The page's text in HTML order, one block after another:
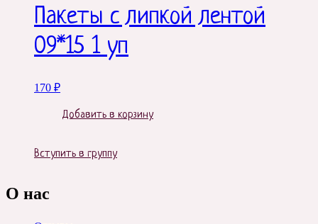
Пакеты с липкой лентой
09*15 1 уп
170 ₽
Добавить в корзину
Вступить в группу
О нас